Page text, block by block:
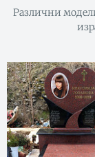
Различни